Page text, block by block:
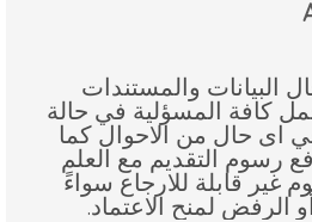
البيانات والمستندات
كافة المسؤلية في حالة
اى حال من الاحوال كما
رسوم التقديم مع العلم
غير قابلة للارجاع سواءً
الرفض لمنح الاعتماد.